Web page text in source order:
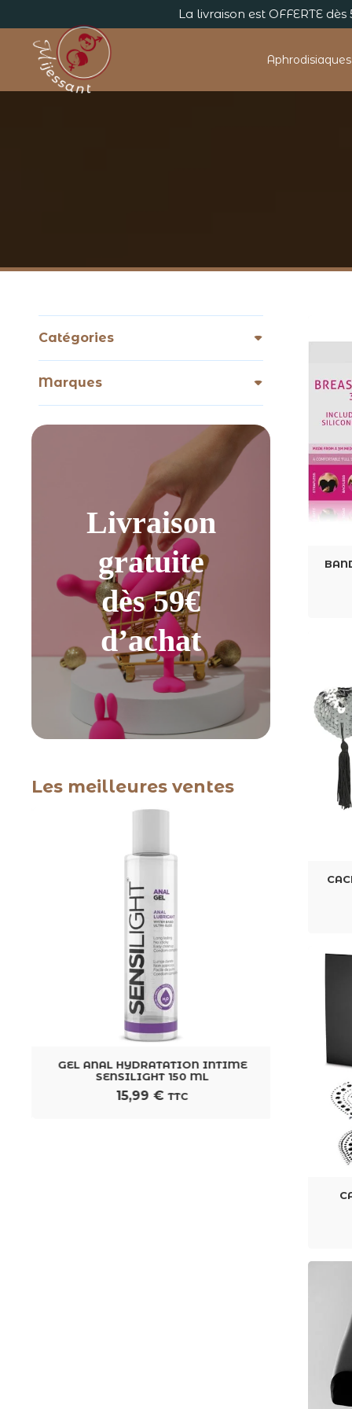
La livraison est OFFERTE
Aphrodisiaques
Catégories
Marques
Livraison
gratuite
dès 59€
d’achat
Les meilleures ventes
GEL ANAL HYDRATATION INTIME
SENSILIGHT 150 ML
15,99 € TTC
SERRE-